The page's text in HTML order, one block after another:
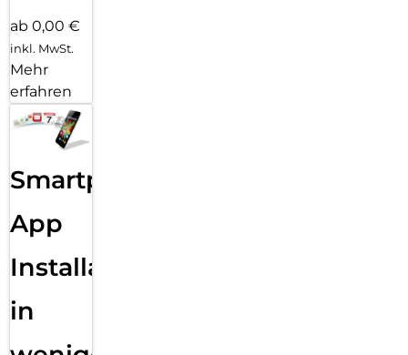
ab 0,00 €
inkl. MwSt.
Mehr
erfahren
Smartphone
App
Installation
in